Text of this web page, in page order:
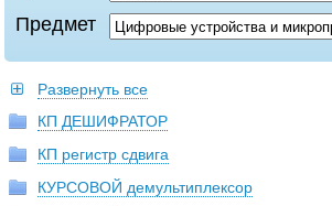
Предмет
Развернуть все
КП ДЕШИФРАТОР
КП регистр сдвига
КУРСОВОЙ демультиплексор